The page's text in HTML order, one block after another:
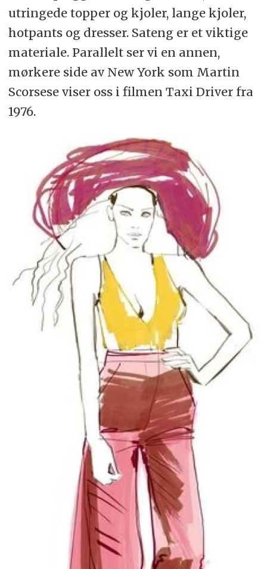
utringede topper og kjoler, lange kjoler,
hotpants og dresser. Sateng er et viktige
materiale. Parallelt ser vi en annen,
mørkere side av New York som Martin
Scorsese viser oss i filmen Taxi Driver fra
1976.